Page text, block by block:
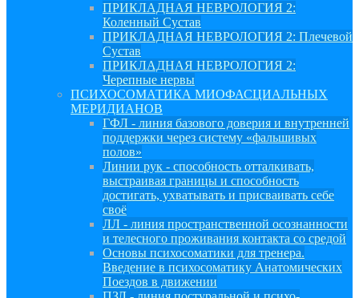
ПРИКЛАДНАЯ НЕВРОЛОГИЯ 2:
Коленный Сустав
ПРИКЛАДНАЯ НЕВРОЛОГИЯ 2: Плечевой
Сустав
ПРИКЛАДНАЯ НЕВРОЛОГИЯ 2:
Черепные нервы
ПСИХОСОМАТИКА МИОФАСЦИАЛЬНЫХ
МЕРИДИАНОВ
ГФЛ - линия базового доверия и внутренней
поддержки через систему «фальшивых
полов»
Линии рук - способность отталкивать,
выстраивая границы и способность
достигать, ухватывать и присваивать себе
своё
ЛЛ - линия пространственной осознанности
и телесного проживания контакта со средой
Основы психосоматики для тренера.
Введение в психосоматику Анатомических
Поездов в движении